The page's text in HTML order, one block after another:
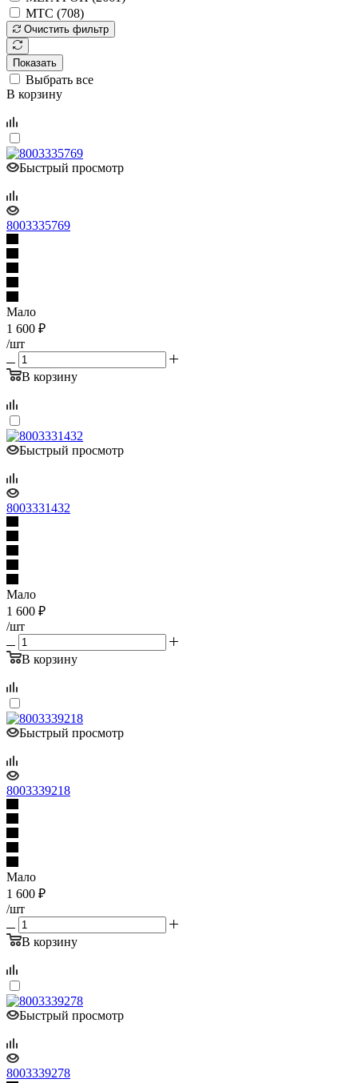
МТС (708)
Очистить фильтр
Показать
Выбрать все
В корзину
Быстрый просмотр
8003335769
Мало
1 600 ₽
/шт
В корзину
Быстрый просмотр
8003331432
Мало
1 600 ₽
/шт
В корзину
Быстрый просмотр
8003339218
Мало
1 600 ₽
/шт
В корзину
Быстрый просмотр
8003339278